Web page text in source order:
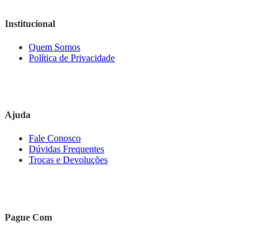
Institucional
Quem Somos
Política de Privacidade
Ajuda
Fale Conosco
Dúvidas Frequentes
Trocas e Devoluções
Pague Com